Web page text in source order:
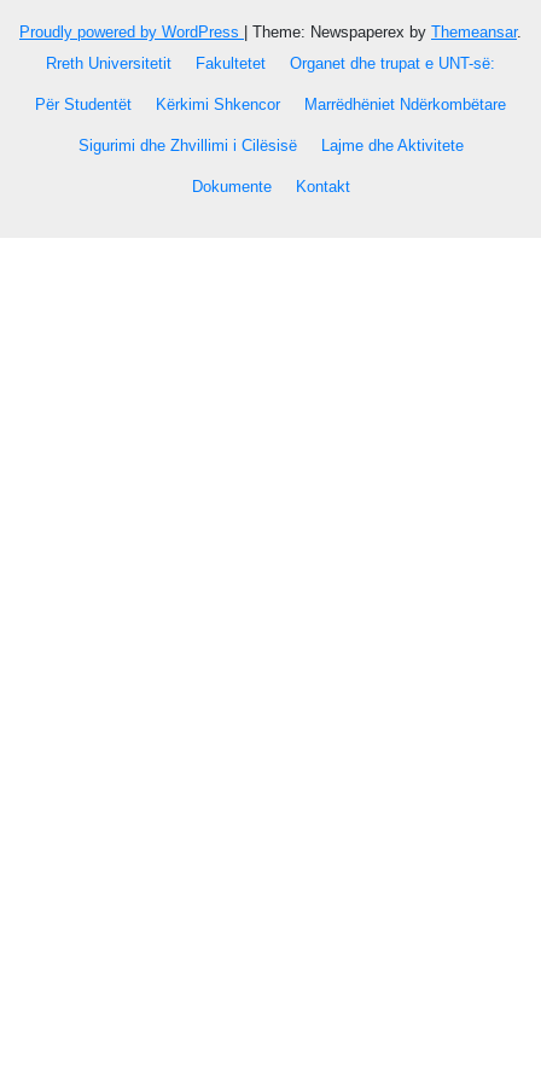
Proudly powered by WordPress Theme: Newspaperex by Themeansar.
Rreth Universitetit
Fakultetet Organet dhe trupat e UNT-së:
Për Studentët Kërkimi Shkencor Marrëdhëniet Ndërkombëtare
Sigurimi dhe Zhvillimi i Cilësisë Lajme dhe Aktivitete
Dokumente Kontakt